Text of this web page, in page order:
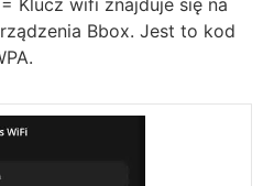
Bbox. Jest to kod